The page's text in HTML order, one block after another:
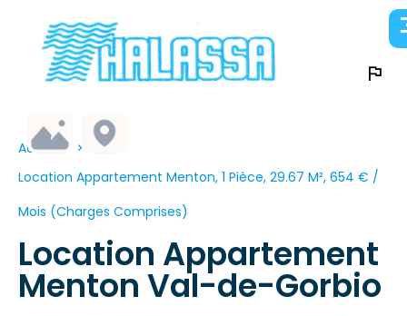
Accueil
Location Appartement Menton, 1 Pièce, 29.67 M², 654 € /
Mois (Charges Comprises)
Location Appartement
Menton Val-de-Gorbio